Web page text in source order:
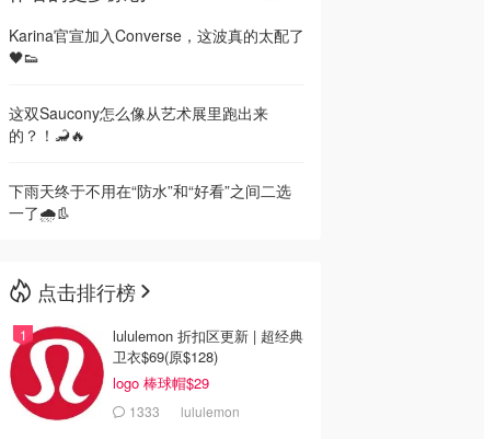
Karina官宣加入Converse，这波真的太配了
🖤👟
这双Saucony怎么像从艺术展里跑出来
的？！🦂🔥
下雨天终于不用在“防水”和“好看”之间二选
一了🌧️👢
点击排行榜
lululemon 折扣区更新 | 超经典
卫衣$69(原$128)
logo 棒球帽$29
1333 lululemon